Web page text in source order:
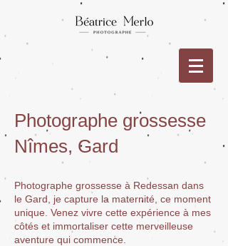
Photographe grossesse
Nîmes, Gard
Photographe grossesse à Redessan dans
le Gard, je capture la maternité, ce moment
unique. Venez vivre cette expérience à mes
côtés et immortaliser cette merveilleuse
aventure qui commence.